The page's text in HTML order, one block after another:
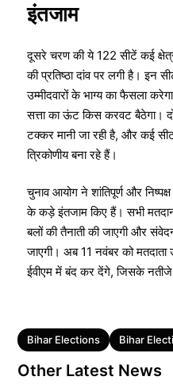
इंतजाम
दूसरे चरण की ये 122 सीटें कई
की प्रतिष्ठा दांव पर लगी है। इन
उम्मीदवारों के भाग्य का फैसला
सत्ता का ऊंट किस करवट बैठेगा।
टक्कर मानी जा रही है, और कई
त्रिकोणीय बना रहे हैं।
चुनाव आयोग ने शांतिपूर्ण और
के कड़े इंतजाम किए हैं। सभी
बलों की तैनाती की जाएगी और
जाएगी। अब 11 नवंबर को मतदाता
ईवीएम में बंद कर देंगे, जिसके
Tags
Bihar Elections Bihar
Other Latest News